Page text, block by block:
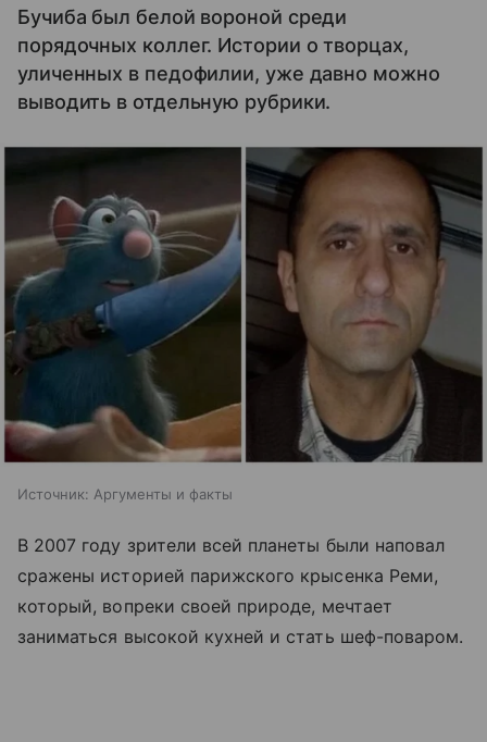
Бучиба был белой вороной среди
порядочных коллег. Истории о творцах,
уличенных в педофилии, уже давно можно
выводить в отдельную рубрики.
Источник: Аргументы и факты
В 2007 году зрители всей планеты были наповал
сражены историей парижского крысенка Реми,
который, вопреки своей природе, мечтает
заниматься высокой кухней и стать шеф-поваром.